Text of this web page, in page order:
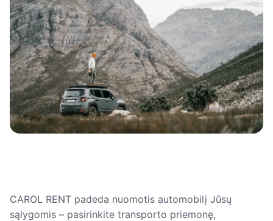
CAROL RENT padeda nuomotis automobilį Jūsų
sąlygomis – pasirinkite transporto priemonę,